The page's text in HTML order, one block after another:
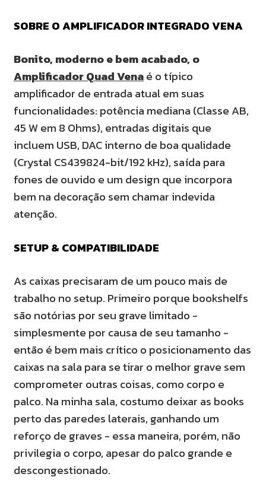
SOBRE O AMPLIFICADOR INTEGRADO VENA
Bonito, moderno e bem acabado, o
Amplificador Quad Venaé o típico
amplificador de entrada atual em suas
funcionalidades: potência mediana (Classe AB,
45 W em 8 Ohms), entradas digitais que
incluem USB, DAC interno de boa qualidade
(Crystal CS439824-bit/192 kHz), saída para
fones de ouvido e um design que incorpora
bem na decoração sem chamar indevida
atenção.
SETUP & COMPATIBILIDADE
As caixas precisaram de um pouco mais de
trabalho no setup. Primeiro porque bookshelfs
são notórias por seu grave limitado -
simplesmente por causa de seu tamanho -
então é bem mais crítico o posicionamento das
caixas na sala para se tirar o melhor grave sem
comprometer outras coisas, como corpo e
palco. Na minha sala, costumo deixar as books
perto das paredes laterais, ganhando um
reforço de graves - essa maneira, porém, não
privilegia o corpo, apesar do palco grande e
descongestionado.